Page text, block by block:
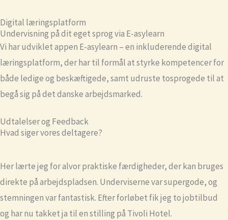
Digital læringsplatform
Undervisning på dit eget sprog via E-asylearn
Vi har udviklet appen E-asylearn – en inkluderende digital
læringsplatform, der har til formål at styrke kompetencer for
både ledige og beskæftigede, samt udruste tosprogede til at
begå sig på det danske arbejdsmarked.
Udtalelser og Feedback
Hvad siger vores deltagere?
Her lærte jeg for alvor praktiske færdigheder, der kan bruges
direkte på arbejdspladsen. Underviserne var supergode, og
stemningen var fantastisk. Efter forløbet fik jeg to jobtilbud
og har nu takket ja til en stilling på Tivoli Hotel.